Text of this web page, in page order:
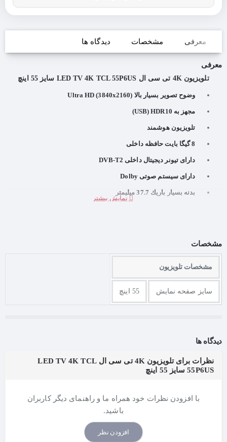
معرفی مشخصات دیدگاه ها
معرفی
تلویزیون 4K تی سی ال LED TV 4K TCL 55P6US سایز 55 اینچ
وضوح تصویر بسیار بالا (Ultra HD (3840x2160
مجهز به USB) HDR10)
تلویزیون هوشمند
دارای تیونر دیجیتال داخلی DVB-T2
دارای سیستم صوتی Dolby
بدنه بسیار باریك 37.7 میلیمتر
مشخصات
مشخصات تلویزیون
سایز صفحه نمایش 55 اینچ
دیدگاه ها
نظرات برای تلویزیون 4K تی سی ال LED TV 4K TCL
55P6US سایز 55 اینچ
با افزودن نظرات خود همراه ما و راهنمای دیگر کاربران
باشید.
افزودن نظر